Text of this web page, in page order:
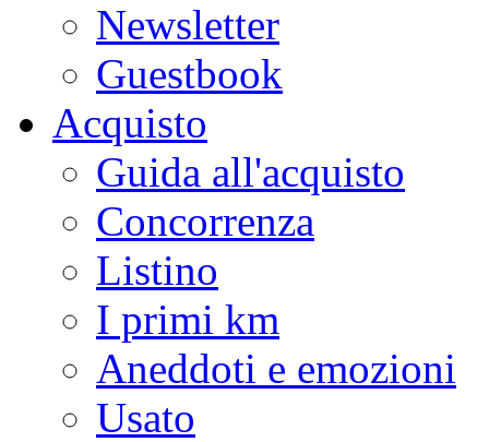
Newsletter
Guestbook
Acquisto
Guida all'acquisto
Concorrenza
Listino
I primi km
Aneddoti e emozioni
Usato